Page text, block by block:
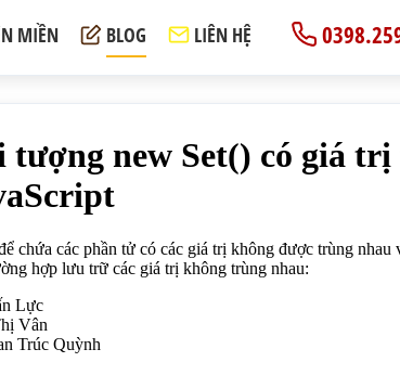
MIỀN BLOG LIÊN HỆ
cho các trường hợp lưu trữ các giá trị